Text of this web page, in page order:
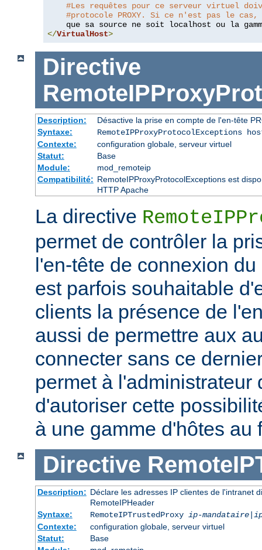
#Les requêtes pour ce serveur virtuel
#protocole PROXY. Si ce n'est pas le cas,
que sa source ne soit localhost ou la
</VirtualHost>
Directive
Description:
Désactive la prise en compte de l'en-tête
Syntaxe:
RemoteIPProxyProtocolExceptions
Contexte:
configuration globale, serveur virtuel
Statut:
Base
Module:
mod_remoteip
Compatibilité: RemoteIPProxyProtocolExceptions est
HTTP Apache
La directive
permet de contrôler la
l'en-tête de connexion
est parfois souhaitable
clients la présence de
aussi de permettre aux
connecter sans ce
permet à l'administrateur
d'autoriser cette
à une gamme d'hôtes au
Directive
Description: Déclare les adresses IP clientes de l'intranet
RemoteIPHeader
Syntaxe:
RemoteIPTrustedProxy ip-mandataire|
Contexte:
configuration globale, serveur virtuel
Statut:
Base